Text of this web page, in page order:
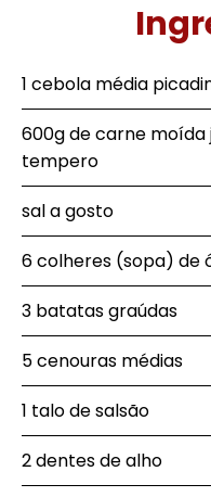
1 cebola média
600g de carne moída
tempero
sal a gosto
6 colheres (sopa) de
3 batatas graúdas
5 cenouras médias
1 talo de salsão
2 dentes de alho